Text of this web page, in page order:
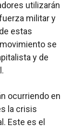
utilizarán
militar y
estas
se
y de
ocurriendo en
la crisis
Este es el